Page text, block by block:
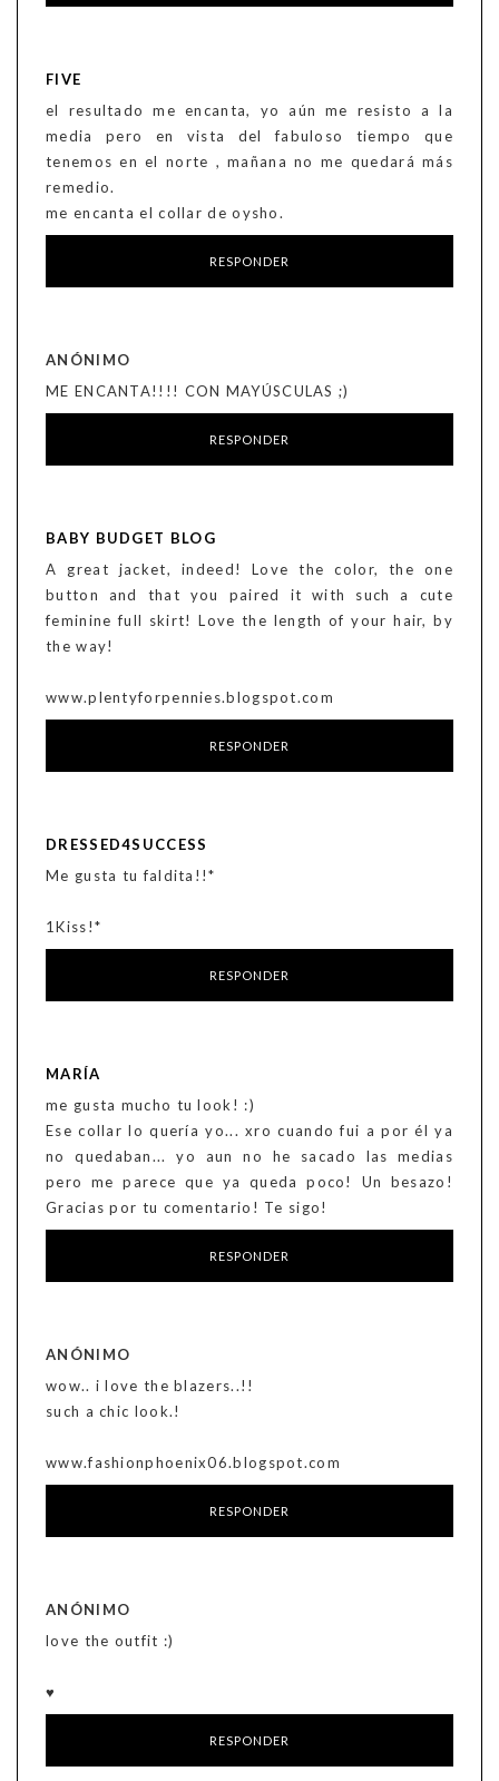
FIVE
el resultado me encanta, yo aún me resisto a la
media pero en vista del fabuloso tiempo que
tenemos en el norte , mañana no me quedará más
remedio.
me encanta el collar de oysho.
RESPONDER
ANÓNIMO
ME ENCANTA!!!! CON MAYÚSCULAS ;)
RESPONDER
BABY BUDGET BLOG
A great jacket, indeed! Love the color, the one
button and that you paired it with such a cute
feminine full skirt! Love the length of your hair, by
the way!
www.plentyforpennies.blogspot.com
RESPONDER
DRESSED4SUCCESS
Me gusta tu faldita!!*
1Kiss!*
RESPONDER
MARÍA
me gusta mucho tu look! :)
Ese collar lo quería yo... xro cuando fui a por él ya
no quedaban... yo aun no he sacado las medias
pero me parece que ya queda poco! Un besazo!
Gracias por tu comentario! Te sigo!
RESPONDER
ANÓNIMO
wow.. i love the blazers..!!
such a chic look.!
www.fashionphoenix06.blogspot.com
RESPONDER
ANÓNIMO
love the outfit :)
♥
RESPONDER